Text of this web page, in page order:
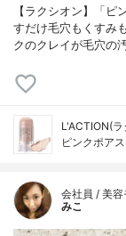
【ラクシオン】「
すだけ毛穴もくすみ
クのクレイが毛穴の
L'ACTION(
ピンクポア
会社員 / 美容
みこ